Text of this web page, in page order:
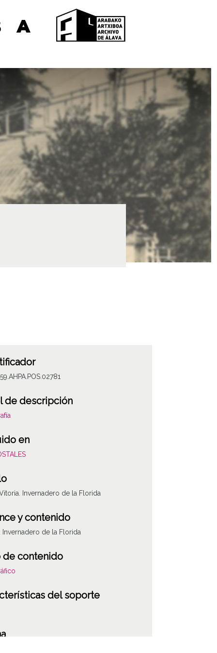
de descripción
en
Invernadero de la Florida
y contenido
Invernadero de la Florida
de contenido
del soporte